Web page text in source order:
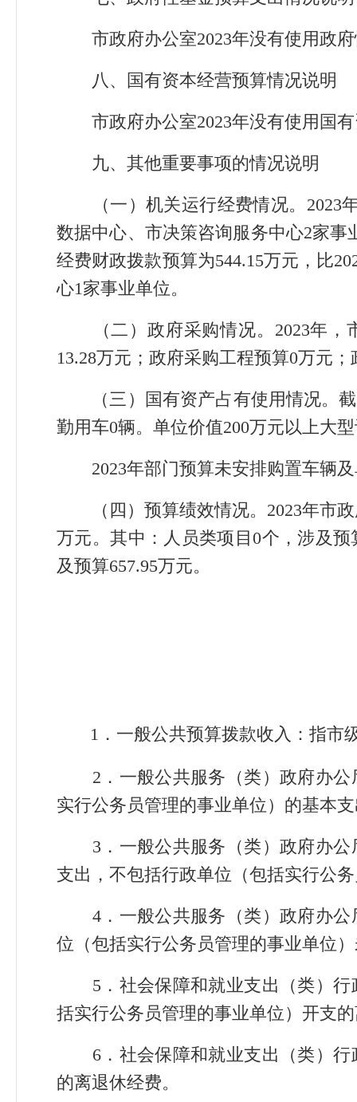
市政府办公室2023年没有使用政
八、国有资本经营预算情况说明
市政府办公室2023年没有使用国
九、其他重要事项的情况说明
（一）机关运行经费情况。 2023
数据中心、市决策咨询服务中心2家
经费财政拨款预算为544.15万元，比
心1家事业单位。
（二）政府采购情况。 2023年，
13.28万元；政府采购工程预算0万元
（三）国有资产占有使用情况。
勤用车0辆。单位价值200万元以上大
2023年部门预算未安排购置车辆及
（四）预算绩效情况。 2023年市
万元。其中：人员类项目0个，涉及
及预算657.95万元。
1．一般公共预算拨款收入：指市
2．一般公共服务（类）政府办公
实行公务员管理的事业单位）的基本
3．一般公共服务（类）政府办公
支出，不包括行政单位（包括实行公
4．一般公共服务（类）政府办公
位（包括实行公务员管理的事业单位
5．社会保障和就业支出（类）行
括实行公务员管理的事业单位）开支
6．社会保障和就业支出（类）行
的离退休经费。